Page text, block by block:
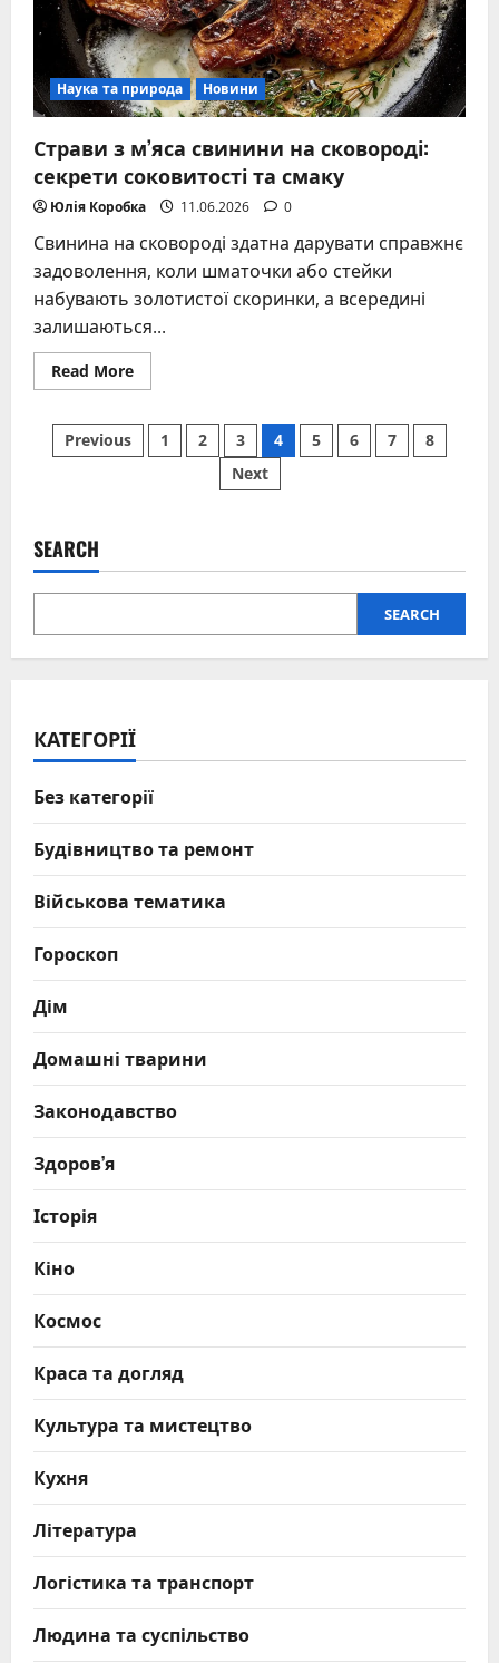
Наука та природа Новини
Страви з м’яса свинини на сковороді:
секрети соковитості та смаку
Юлія Коробка 11.06.2026 0
Свинина на сковороді здатна дарувати справжнє
задоволення, коли шматочки або стейки
набувають золотистої скоринки, а всередині
залишаються...
Read MoreRead
more
з
м’яса
свинини
Posts
Previous 1 2 3 4 5 6 7
8
Next
SEARCH
SEARCH
КАТЕГОРІЇ
Без категорії
Будівництво та ремонт
Військова тематика
Гороскоп
Дім
Домашні тварини
Законодавство
Здоров’я
Історія
Кіно
Космос
Краса та догляд
Культура та мистецтво
Кухня
Література
Логістика та транспорт
Людина та суспільство